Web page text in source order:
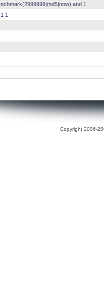
and 1
1
Copyright 2006-